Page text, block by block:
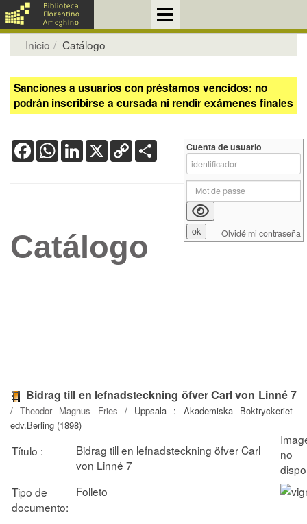
Inicio Catálogo
Sanciones a usuarios con préstamos vencidos: no
podrán inscribirse a cursada ni rendir exámenes finales
FacebookWhatsApp
LinkedIn
X Copy
Link
Catálogo
Bidrag till en lefnadsteckning öfver Carl von Linné 7
/Theodor Magnus Fries / Uppsala : Akademiska Boktryckeriet
edv.Berling (1898)
Título :
Bidrag till en lefnadsteckning öfver Carl
von Linné 7
Tipo de
documento:
Folleto
Cuenta de usuario
Olvidé mi contraseña